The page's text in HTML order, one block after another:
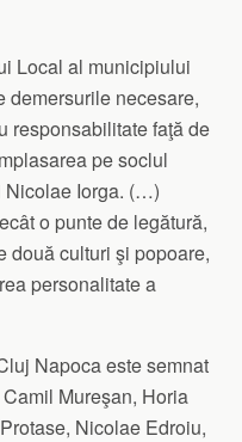
Local al municipiului
demersurile necesare,
responsabilitate faţă de
pe soclul
Nicolae Iorga. (…)
o punte de legătură,
două culturi şi popoare,
personalitate a
Napoca este semnat
Mureşan, Horia
Nicolae Edroiu,